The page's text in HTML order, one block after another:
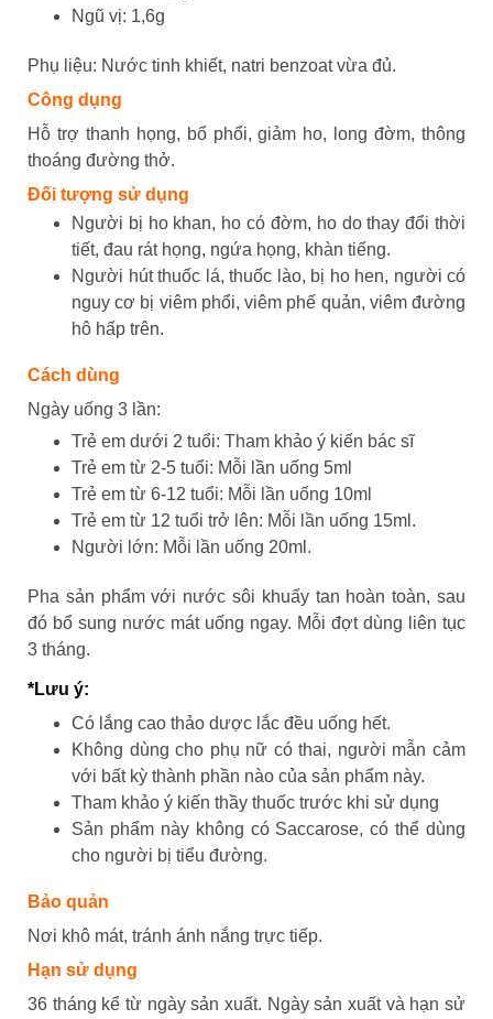
Ngũ vị: 1,6g
Phụ liệu: Nước tinh khiết, natri benzoat vừa đủ.
Công dụng
Hỗ trợ thanh họng, bổ phổi, giảm ho, long đờm, thông
thoáng đường thở.
Đối tượng sử dụng
Người bị ho khan, ho có đờm, ho do thay đổi thời
tiết, đau rát họng, ngứa họng, khàn tiếng.
Người hút thuốc lá, thuốc lào, bị ho hen, người có
nguy cơ bị viêm phổi, viêm phế quản, viêm đường
hô hấp trên.
Cách dùng
Ngày uống 3 lần:
Trẻ em dưới 2 tuổi: Tham khảo ý kiến bác sĩ
Trẻ em từ 2-5 tuổi: Mỗi lần uống 5ml
Trẻ em từ 6-12 tuổi: Mỗi lần uống 10ml
Trẻ em từ 12 tuổi trở lên: Mỗi lần uống 15ml.
Người lớn: Mỗi lần uống 20ml.
Pha sản phẩm với nước sôi khuấy tan hoàn toàn, sau
đó bổ sung nước mát uống ngay. Mỗi đợt dùng liên tục
3 tháng.
*Lưu ý:
Có lắng cao thảo dược lắc đều uống hết.
Không dùng cho phụ nữ có thai, người mẫn cảm
với bất kỳ thành phần nào của sản phẩm này.
Tham khảo ý kiến thầy thuốc trước khi sử dụng
Sản phẩm này không có Saccarose, có thể dùng
cho người bị tiểu đường.
Bảo quản
Nơi khô mát, tránh ánh nắng trực tiếp.
Hạn sử dụng
36 tháng kể từ ngày sản xuất. Ngày sản xuất và hạn sử